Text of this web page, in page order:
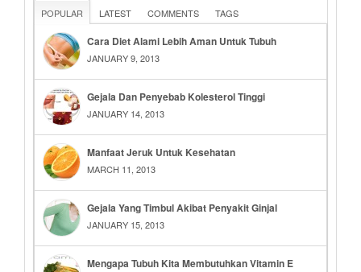
POPULAR LATEST COMMENTS TAGS
Cara Diet Alami Lebih Aman Untuk Tubuh
JANUARY 9, 2013
Gejala Dan Penyebab Kolesterol Tinggi
JANUARY 14, 2013
Manfaat Jeruk Untuk Kesehatan
MARCH 11, 2013
Gejala Yang Timbul Akibat Penyakit Ginjal
JANUARY 15, 2013
Mengapa Tubuh Kita Membutuhkan Vitamin E